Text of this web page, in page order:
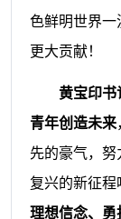
色鲜明世界一
更大贡献！
黄宝印书
青年创造未来
先的豪气，努
复兴的新征
理想信念、勇